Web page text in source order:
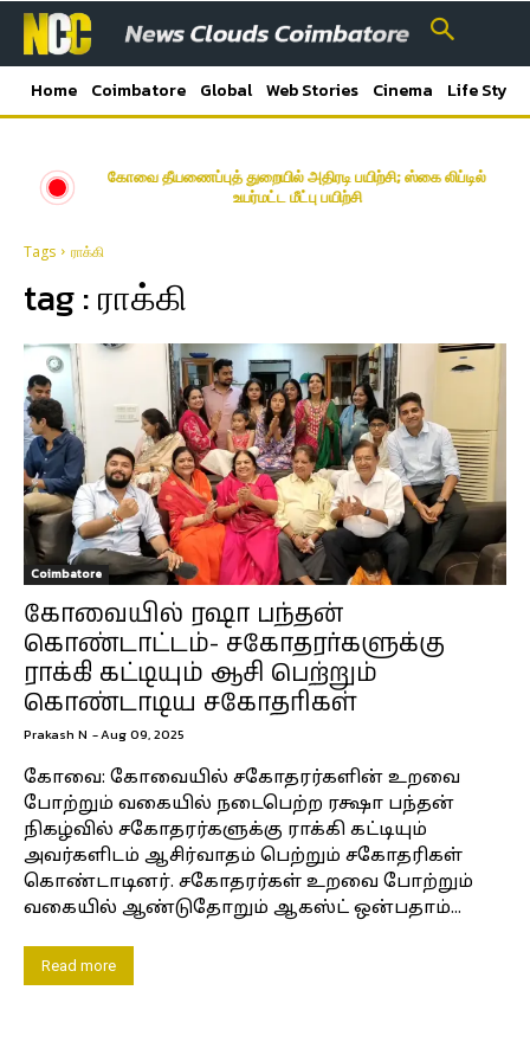
Home Coimbatore Global Web Stories Cinema Life Style
கோவை தீயணைப்புத் துறையில் அதிரடி பயிற்சி; ஸ்கை லிப்டில்
உயர்மட்ட மீட்பு பயிற்சி
Tags ராக்கி
tag :ராக்கி
Coimbatore
கோவையில் ரஷா பந்தன்
கொண்டாட்டம்- சகோதரர்களுக்கு
ராக்கி கட்டியும் ஆசி பெற்றும்
கொண்டாடிய சகோதரிகள்
Prakash N -Aug 09, 2025
கோவை: கோவையில் சகோதரர்களின் உறவை
போற்றும் வகையில் நடைபெற்ற ரக்ஷா பந்தன்
நிகழ்வில் சகோதரர்களுக்கு ராக்கி கட்டியும்
அவர்களிடம் ஆசிர்வாதம் பெற்றும் சகோதரிகள்
கொண்டாடினர். சகோதரர்கள் உறவை போற்றும்
வகையில் ஆண்டுதோறும் ஆகஸ்ட் ஒன்பதாம்...
Read more